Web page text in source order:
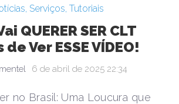
, Serviços, Tutoriais
QUERER SER CLT
Ver ESSE VÍDEO!
6 de abril de 2025 22:34
no Brasil: Uma Loucura que